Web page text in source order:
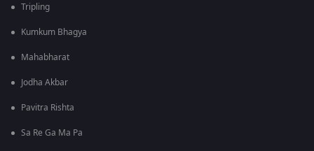
Tripling
Kumkum Bhagya
Mahabharat
Jodha Akbar
Pavitra Rishta
Sa Re Ga Ma Pa